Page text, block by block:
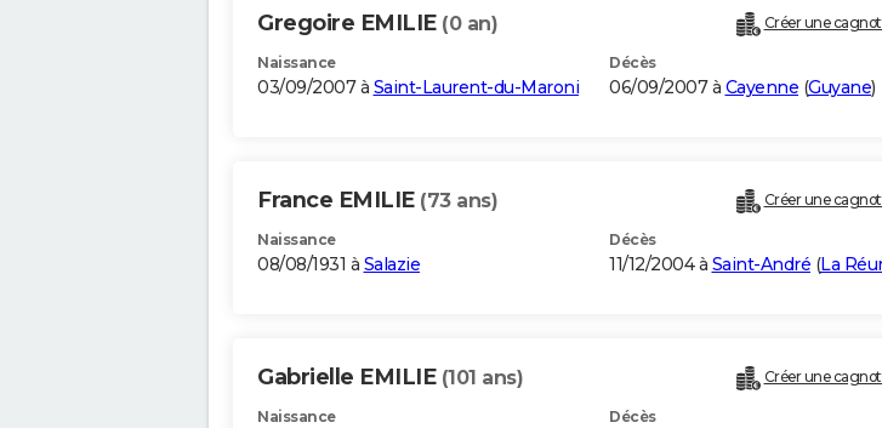
Gregoire EMILIE (0 an) Créer une
Naissance
03/09/2007 à Saint-Laurent-du-Maroni
Décès
06/09/2007 à Cayenne (Guyane)
France EMILIE (73 ans) Créer une
Naissance
08/08/1931 à Salazie
Décès
11/12/2004 à Saint-André (La
Gabrielle EMILIE (101 ans) Créer une
Naissance Décès